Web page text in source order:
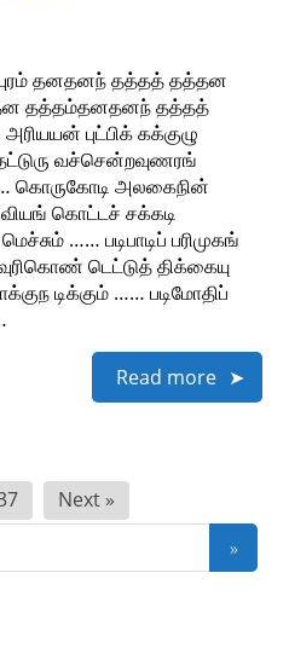
தனதனந் தத்தத் தத்தன
தத்தம்தனதனந் தத்தத்
புட்பிக் கக்குழு
வச்சென்றவுணரங்
கொருகோடி அலகைநின்
கொட்டச் சக்கடி
…… படிபாடிப் பரிமுகங்
டெட்டுத் திக்கையு
டிக்கும் …… படிமோதிப்
Read more
Next »